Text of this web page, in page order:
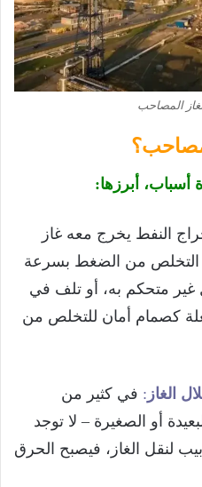
المصاحب
أسباب، أبرزها:
النفط يخرج معه غاز
التخلص من الضغط بسرعة
غير متحكم به، أو تلف في
كصمام أمان للتخلص من
الغاز : في كثير من
أو الصغيرة – لا توجد
لنقل الغاز، فيصبح الحرق